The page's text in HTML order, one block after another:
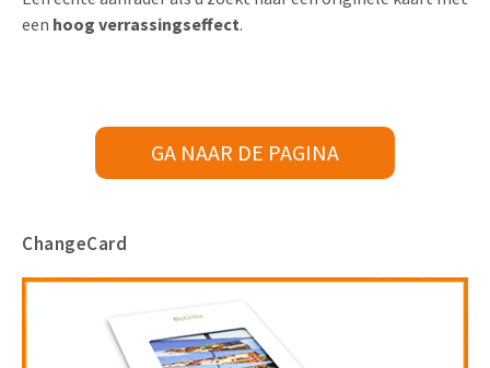
een hoog verrassingseffect.
GA NAAR DE PAGINA
ChangeCard